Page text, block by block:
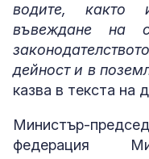
водите, както
въвеждане на
дейност и в
казва в текста на
Министър-
федерация